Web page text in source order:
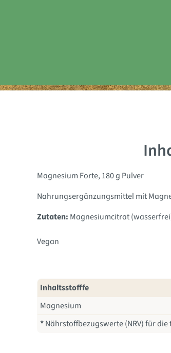
Magnesium Forte, 180 g Pulver
Nahrungsergänzungsmittel mit
Zutaten: Magnesiumcitrat
Vegan
Inhaltsstofffe
Magnesium
*Nährstoffbezugswerte (NRV) für